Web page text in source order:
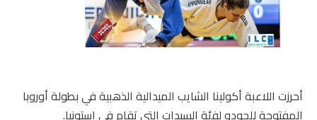
أحرزت اللاعبة أكولينا الشايب الميدالية الذهبية في بطولة أوروبا
المفتوحة للجودو لفئة السيدات التي تقام في استونيا.